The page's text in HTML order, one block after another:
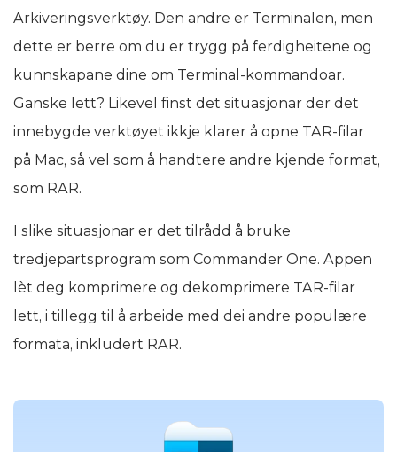
Arkiveringsverktøy. Den andre er Terminalen, men
dette er berre om du er trygg på ferdigheitene og
kunnskapane dine om Terminal-kommandoar.
Ganske lett? Likevel finst det situasjonar der det
innebygde verktøyet ikkje klarer å opne TAR-filar
på Mac, så vel som å handtere andre kjende format,
som RAR.
I slike situasjonar er det tilrådd å bruke
tredjepartsprogram som Commander One. Appen
lèt deg komprimere og dekomprimere TAR-filar
lett, i tillegg til å arbeide med dei andre populære
formata, inkludert RAR.